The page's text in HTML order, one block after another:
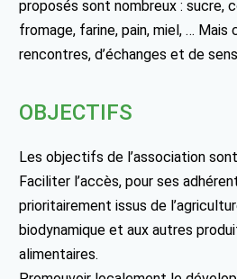
proposés sont nombreux : sucre,
fromage, farine, pain, miel, … Mais
rencontres, d’échanges et de
OBJECTIFS
Les objectifs de l’association
Faciliter l’accès, pour ses
prioritairement issus de
biodynamique et aux autres
alimentaires.